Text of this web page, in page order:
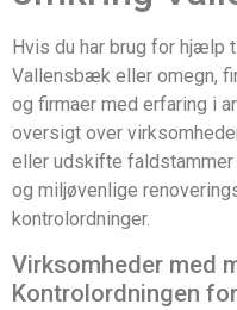
Hvis du har brug for hjælp
Vallensbæk eller omegn,
og firmaer med erfaring i
oversigt over
eller udskifte
og miljøvenlige
kontrolordninger.
Virksomheder med
Kontrolordningen